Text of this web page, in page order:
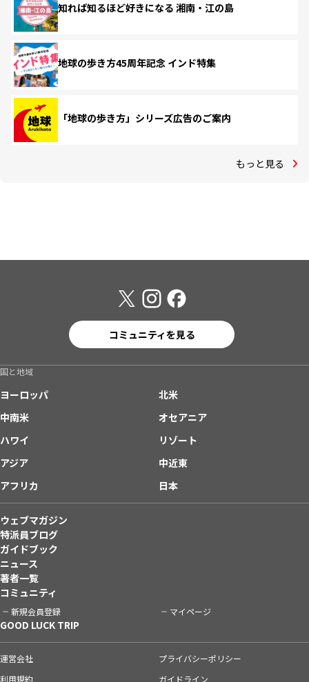
知れば知るほど好きになる 湘南・江の島
地球の歩き方45周年記念 インド特集
「地球の歩き方」シリーズ広告のご案内
もっと見る
コミュニティを見る
国と地域
ヨーロッパ
北米
中南米
オセアニア
ハワイ
リゾート
アジア
中近東
アフリカ
日本
ウェブマガジン
特派員ブログ
ガイドブック
ニュース
著者一覧
コミュニティ
新規会員登録 マイページ
GOOD LUCK TRIP
運営会社
プライバシーポリシー
利用規約
ガイドライン